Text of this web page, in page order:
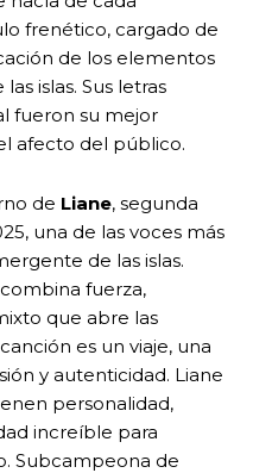
frenético, cargado de
de los elementos
islas. Sus letras
fueron su mejor
afecto del público.
de Liane, segunda
una de las voces más
de las islas.
fuerza,
que abre las
es un viaje, una
y autenticidad. Liane
personalidad,
increíble para
Subcampeona de